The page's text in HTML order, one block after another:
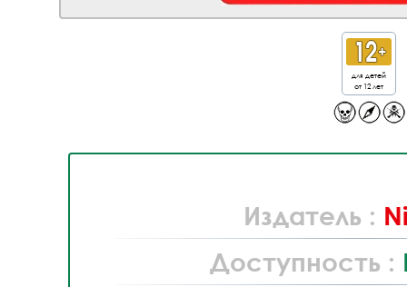
для детей
от 12 лет
Издатель :
Доступность :